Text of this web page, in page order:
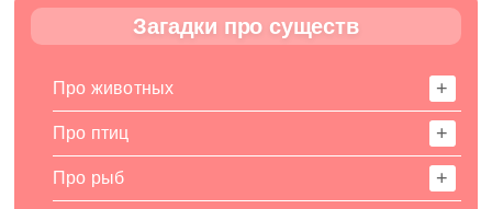
Загадки про существ
Про животных
Про птиц
Про рыб